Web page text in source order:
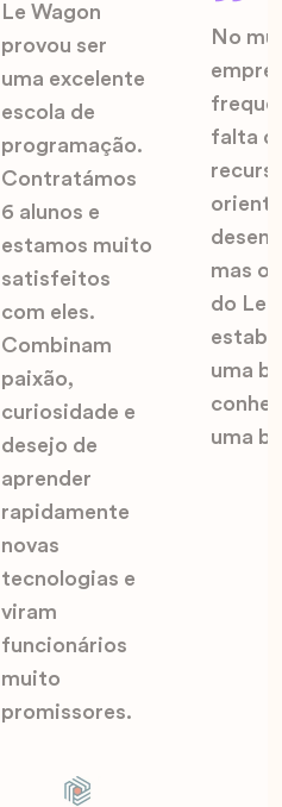
Le Wagon
provou ser
uma excelente
escola de
programação.
Contratámos
6 alunos e
estamos muito
satisfeitos
com eles.
Combinam
paixão,
curiosidade e
desejo de
aprender
rapidamente
novas
tecnologias e
viram
funcionários
muito
promissores.
No
falta
mas
do Le
uma
uma